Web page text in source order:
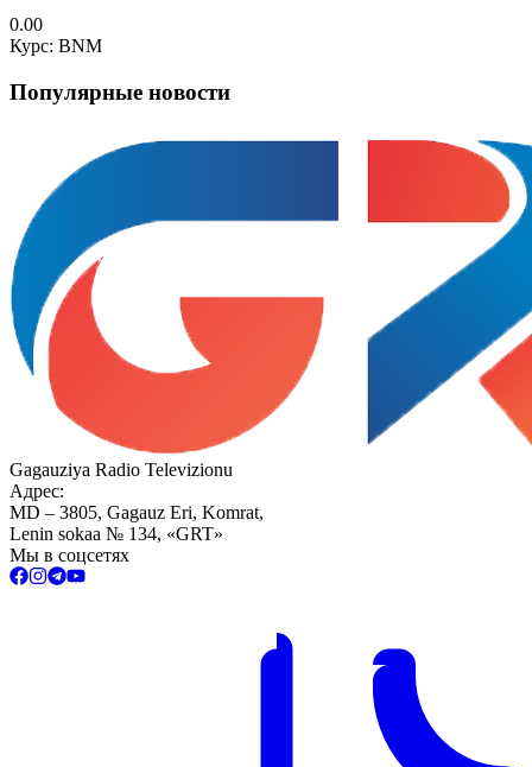
0.00
Курс: BNM
Популярные новости
Gagauziya Radio Televizionu
Адрес:
MD – 3805, Gagauz Eri, Komrat,
Lenin sokaa № 134, «GRT»
Мы в соцсетях